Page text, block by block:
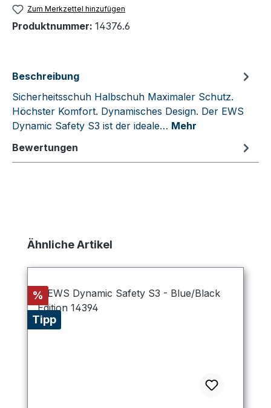
Zum Merkzettel hinzufügen
Produktnummer: 14376.6
Beschreibung
Sicherheitsschuh Halbschuh Maximaler Schutz.
Höchster Komfort. Dynamisches Design. Der EWS
Dynamic Safety S3 ist der ideale… Mehr
Bewertungen
Produktgalerie überspringen
Ähnliche Artikel
Rabatt
%
Tipp